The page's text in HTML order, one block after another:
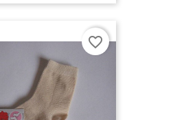
favorite_border